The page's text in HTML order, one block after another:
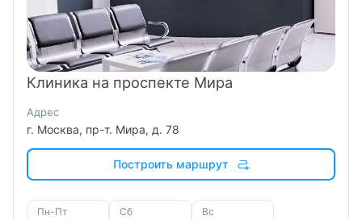
Клиника на проспекте Мира
Адрес
г. Москва, пр-т. Мира, д. 78
Построить маршрут
Пн-Пт Сб Вс